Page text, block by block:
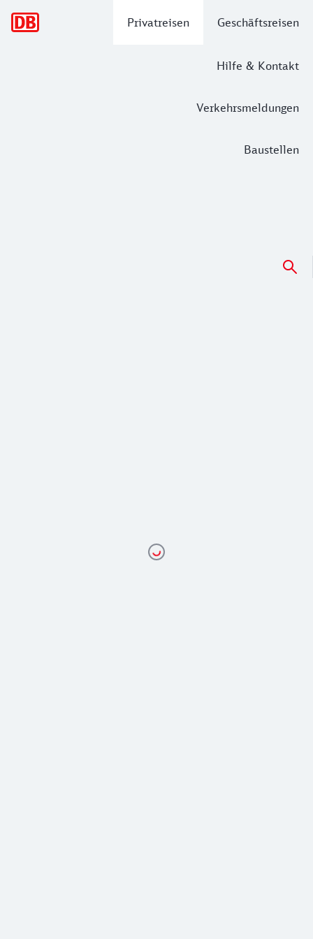
Privatreisen Geschäftsreisen
Hilfe & Kontakt
Verkehrsmeldungen
Baustellen